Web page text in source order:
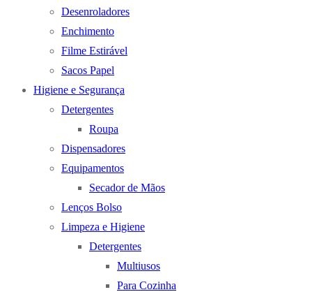
Desenroladores
Enchimento
Filme Estirável
Sacos Papel
Higiene e Segurança
Detergentes
Roupa
Dispensadores
Equipamentos
Secador de Mãos
Lenços Bolso
Limpeza e Higiene
Detergentes
Multiusos
Para Cozinha